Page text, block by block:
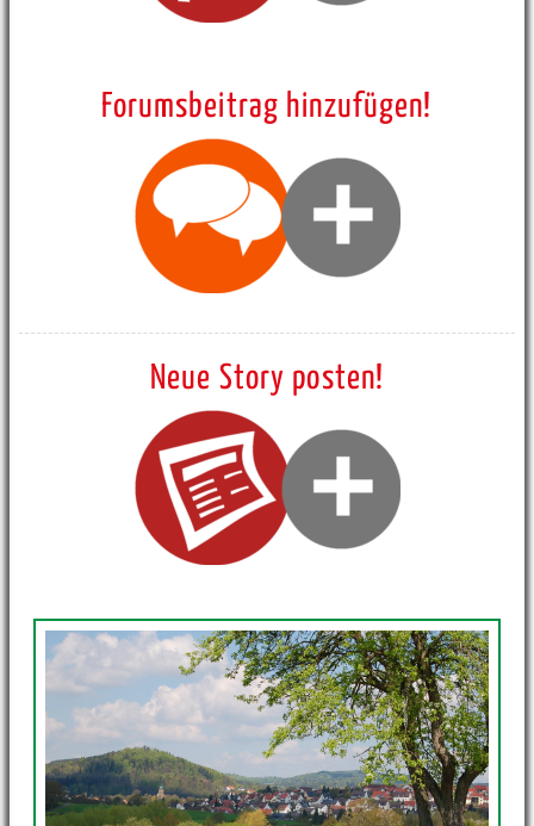
Forumsbeitrag hinzufügen!
Neue Story posten!